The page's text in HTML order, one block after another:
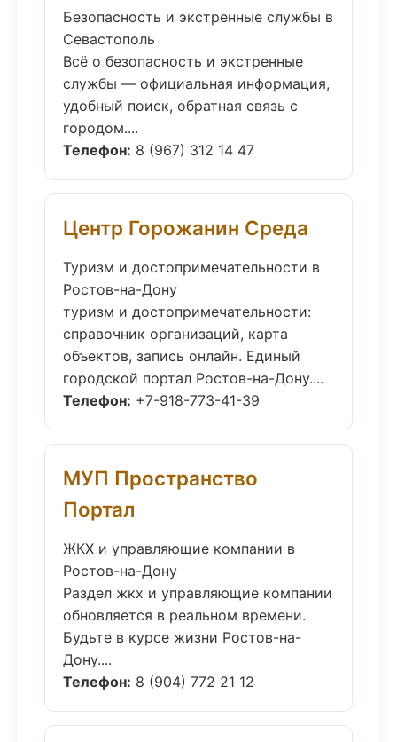
Безопасность и экстренные службы в
Севастополь
Всё о безопасность и экстренные
службы — официальная информация,
удобный поиск, обратная связь с
городом....
Телефон: 8 (967) 312 14 47
Центр Горожанин Среда
Туризм и достопримечательности в
Ростов-на-Дону
туризм и достопримечательности:
справочник организаций, карта
объектов, запись онлайн. Единый
городской портал Ростов-на-Дону....
Телефон: +7-918-773-41-39
МУП Пространство
Портал
ЖКХ и управляющие компании в
Ростов-на-Дону
Раздел жкх и управляющие компании
обновляется в реальном времени.
Будьте в курсе жизни Ростов-на-
Дону....
Телефон: 8 (904) 772 21 12